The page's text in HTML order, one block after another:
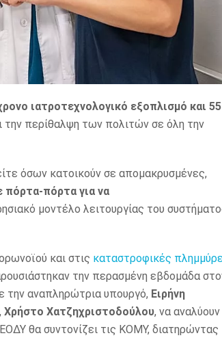
ιατροτεχνολογικό εξοπλισμό και
την περίθαλψη των πολιτών σε όλη την
όσων κατοικούν σε απομακρυσμένες,
πόρτα-πόρτα για να
μοντέλο λειτουργίας του
και στις καταστροφικές
την περασμένη εβδομάδα
την αναπληρώτρια υπουργό, Ειρήνη
Χρήστο Χατζηχριστοδούλου, να αναλύουν
θα συντονίζει τις ΚΟΜΥ, διατηρώντας